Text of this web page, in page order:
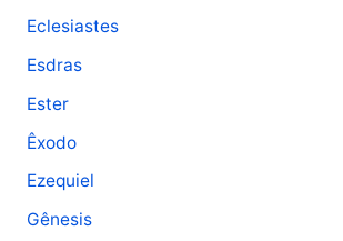
Eclesiastes
Esdras
Ester
Êxodo
Ezequiel
Gênesis